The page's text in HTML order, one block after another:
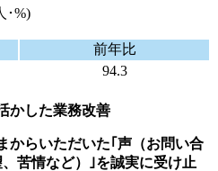
･%)
前年比
94.3
かした業務改善
からいただいた｢声（お問い合
苦情など）｣を誠実に受け止